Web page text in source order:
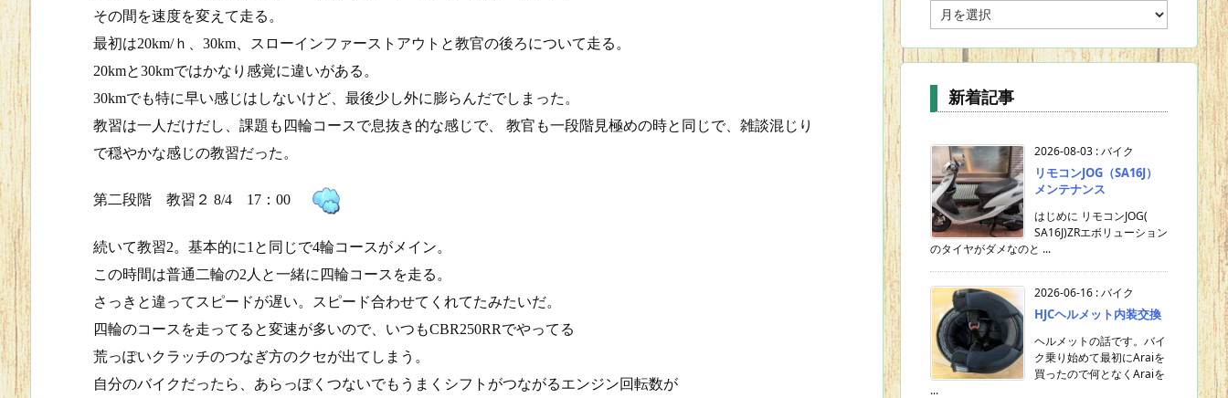
その間を速度を変えて走る。
最初は20km/ｈ、30km、スローインファーストアウトと教官の後ろについて走る。
20kmと30kmではかなり感覚に違いがある。
30kmでも特に早い感じはしないけど、最後少し外に膨らんだでしまった。
教習は一人だけだし、課題も四輪コースで息抜き的な感じで、 教官も一段階見極めの時と同じで、雑談混じり
で穏やかな感じの教習だった。
第二段階 教習２ 8/4 17：00
続いて教習2。基本的に1と同じで4輪コースがメイン。
この時間は普通二輪の2人と一緒に四輪コースを走る。
さっきと違ってスピードが遅い。スピード合わせてくれてたみたいだ。
四輪のコースを走ってると変速が多いので、いつもCBR250RRでやってる
荒っぽいクラッチのつなぎ方のクセが出てしまう。
自分のバイクだったら、あらっぽくつないでもうまくシフトがつながるエンジン回転数が
月
で
投
稿
索
新着記事
2026-08-03 :バイク
リモコンJOG（SA16J）
メンテナンス
はじめに リモコンJOG(
SA16J)ZRエボリューション
のタイヤがダメなのと ...
2026-06-16 :バイク
HJCヘルメット内装交換
ヘルメットの話です。バイ
ク乗り始めて最初にAraiを
買ったので何となくAraiを
...